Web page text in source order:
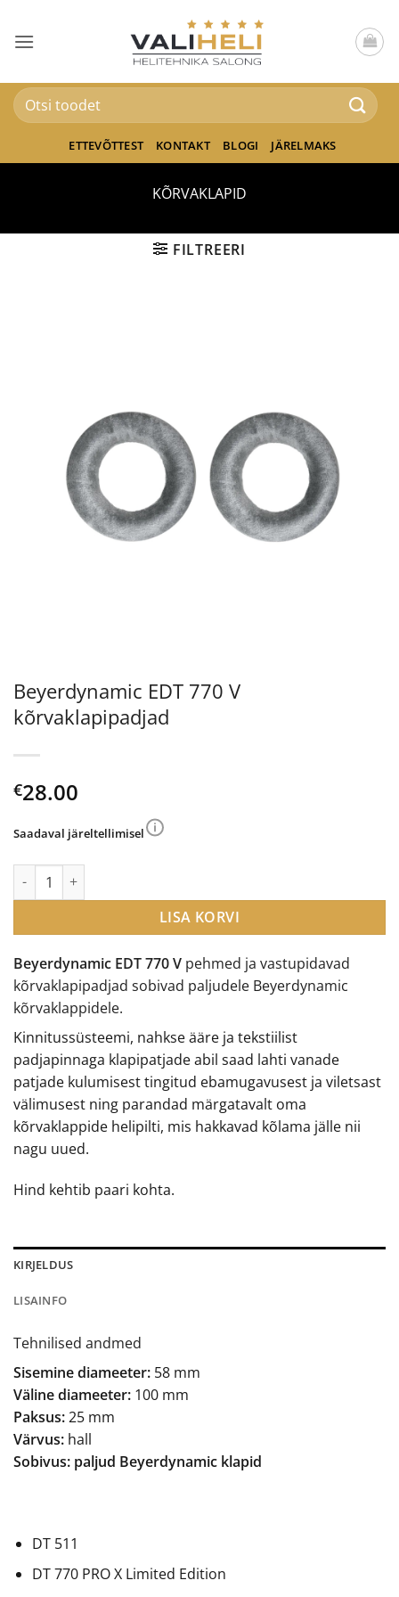
content
Otsi:
ETTEVÕTTEST KONTAKT BLOGI JÄRELMAKS
KÕRVAKLAPID
FILTREERI
Beyerdynamic EDT 770 V
kõrvaklapipadjad
€28.00
Beyerdynamic EDT 770 V pehmed ja vastupidavad
kõrvaklapipadjad sobivad paljudele Beyerdynamic
kõrvaklappidele.
Kinnitussüsteemi, nahkse ääre ja tekstiilist
padjapinnaga klapipatjade abil saad lahti vanade
patjade kulumisest tingitud ebamugavusest ja viletsast
välimusest ning parandad märgatavalt oma
kõrvaklappide helipilti, mis hakkavad kõlama jälle nii
nagu uued.
Hind kehtib paari kohta.
Saadaval järeltellimisel
Beyerdynamic EDT 770 V kõrvaklapipadjad kogus
LISA KORVI
KIRJELDUS
LISAINFO
Tehnilised andmed
Sisemine diameeter: 58 mm
Väline diameeter: 100 mm
Paksus:25 mm
Värvus: hall
Sobivus: paljud Beyerdynamic klapid
DT 511
DT 770 PRO X Limited Edition